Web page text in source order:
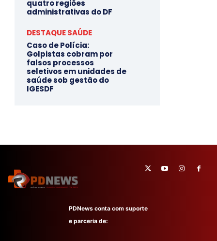
quatro regiões
administrativas do DF
DESTAQUE SAÚDE
Caso de Polícia:
Golpistas cobram por
falsos processos
seletivos em unidades de
saúde sob gestão do
IGESDF
PDNews conta com suporte
e parceria de: